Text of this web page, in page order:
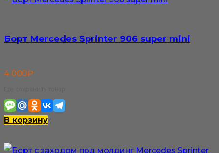
Борт Mercedes Sprinter 906 super mini
4 000₽
В корзину